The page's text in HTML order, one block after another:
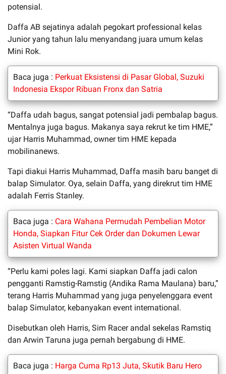
potensial.
Daffa AB sejatinya adalah pegokart professional kelas
Junior yang tahun lalu menyandang juara umum kelas
Mini Rok.
Baca juga : Perkuat Eksistensi di Pasar Global, Suzuki
Indonesia Ekspor Ribuan Fronx dan Satria
“Daffa udah bagus, sangat potensial jadi pembalap bagus.
Mentalnya juga bagus. Makanya saya rekrut ke tim HME,”
ujar Harris Muhammad, owner tim HME kepada
mobilinanews.
Tapi diakui Harris Muhammad, Daffa masih baru banget di
balap Simulator. Oya, selain Daffa, yang direkrut tim HME
adalah Ferris Stanley.
Baca juga : Cara Wahana Permudah Pembelian Motor
Honda, Siapkan Fitur Cek Order dan Dokumen Lewar
Asisten Virtual Wanda
“Perlu kami poles lagi. Kami siapkan Daffa jadi calon
pengganti Ramstig-Ramstig (Andika Rama Maulana) baru,”
terang Harris Muhammad yang juga penyelenggara event
balap Simulator, kebanyakan event international.
Disebutkan oleh Harris, Sim Racer andal sekelas Ramstiq
dan Arwin Taruna juga pernah bergabung di HME.
Baca juga : Harga Cuma Rp13 Juta, Skutik Baru Hero